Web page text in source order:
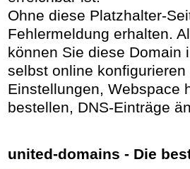
Ohne diese Platzhalter-
Fehlermeldung erhalten.
können Sie diese Domain
selbst online
Einstellungen, Webspace
bestellen, DNS-Einträge
united-domains - Die